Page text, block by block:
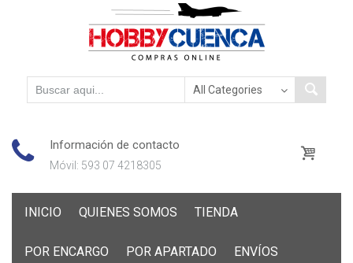
Información de contacto
Móvil: 593 07 4218305
INICIO QUIENES SOMOS TIENDA
POR ENCARGO POR APARTADO ENVÍOS